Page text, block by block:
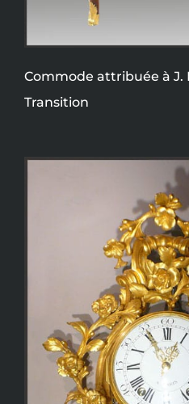
Commode attribuée à J.
Transition